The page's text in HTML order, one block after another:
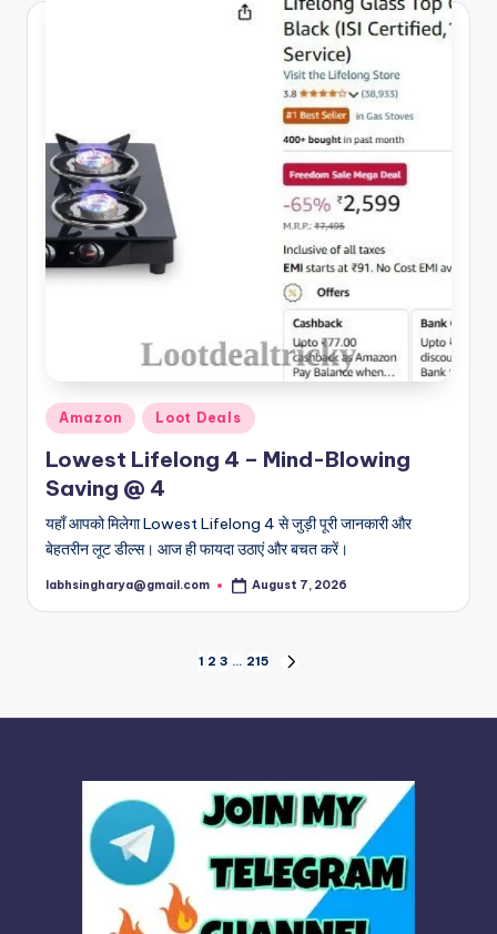
Posted
in
Amazon Loot Deals
Lowest Lifelong 4 – Mind-Blowing
Saving @ 4
यहाँ आपको मिलेगा Lowest Lifelong 4 से जुड़ी पूरी जानकारी और
बेहतरीन लूट डील्स। आज ही फायदा उठाएं और बचत करें।
Posted
labhsingharya@gmail.com August 7, 2026
pagination
1 2 3 … 215